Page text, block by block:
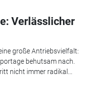
Verlässlicher
große Antriebsvielfalt:
behutsam nach.
nicht immer radikal...